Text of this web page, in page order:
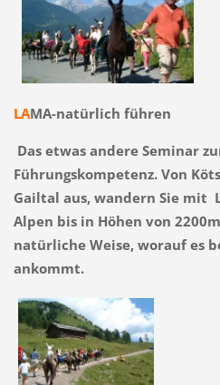
LAMA-natürlich führen
Das etwas andere Seminar
Führungskompetenz. Von
Gailtal aus, wandern Sie mit
Alpen bis in Höhen von
natürliche Weise, worauf es
ankommt.